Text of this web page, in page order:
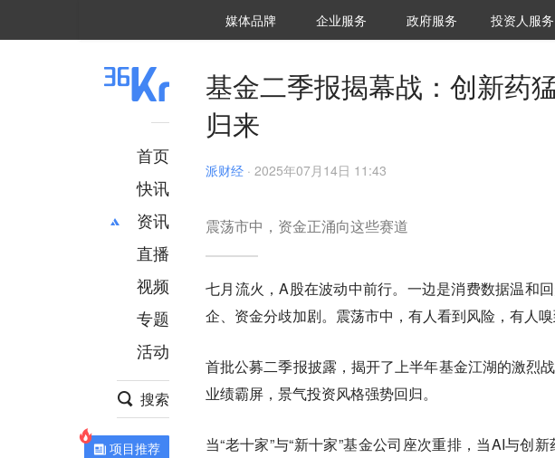
媒体品牌 36Kr研究院
企业服务 城市之窗
政府服务 VClub投资机构
投资机构职位推
投资人服务
首页
快讯
资讯
推荐
财经
项目推荐
安徽
直播
视频
专题
活动
搜索
项目推荐
基金二季报揭幕战：创新药
归来
派财经 · 2025年07月14日 11:43
震荡市中，资金正涌向这些赛道
七月流火，A股在波动中前行。一边是消费数据温和
企、资金分歧加剧。 震荡市中，有人看到风险，有人
首批公募二季报披露，揭开了上半年基金江湖的激烈
业绩霸屏，景气投资风格强势回归。
当“老十家”与“新十家”基金公司座次重排，当AI与创